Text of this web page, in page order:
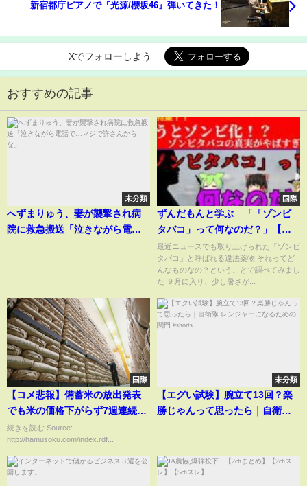
新宿都庁ピアノで『光源/櫻坂46』弾いてきた！
Xでフォローしよう
おすすめの記事
未分類
へずまりゅう、妻が襲撃され病
院に救急搬送「泣きながら電話
国際
ずんだもんと学ぶ 「「ゾンビ
タバコ」って何なのだ？」【ゆ
っくり+ずんだもん#79】
最近ニュースでも取り上げられた「ゾンビ
タバコ」と呼ばれる違法薬物 それってど
んなものなの？ということで調べてみまし
た ９月に入り、少し暑さが...
国際
【コメ悲報】備蓄米の放出発表
でも米の価格下がらず7週連続で
上昇
続きを読む Source:
http://hamusoku.com/index.rdf...
未分類
【エグい試験】腕立て13回？楽
勝じゃんって思ったら｜自衛隊